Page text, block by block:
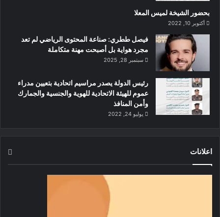
بحضور الشيخة لميس المعلا
أكتوبر 10, 2022
‏فيصل ططري: صناعة المحتوى الرياضي لم تعد
مجرد هواية بل أصبحت مهنة متكاملة
سبتمبر 28, 2025
رئيس الدولة يصدر مراسيم اتحادية بتعيين مدراء
عموم للهيئة الاتحادية للهوية والجنسية والجمارك
وأمن المنافذ
يوليو 24, 2022
اعلانات